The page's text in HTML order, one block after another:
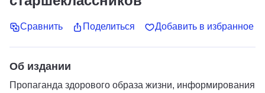
Сравнить Поделиться Добавить в избранное
Об издании
Пропаганда здорового образа жизни, информирования